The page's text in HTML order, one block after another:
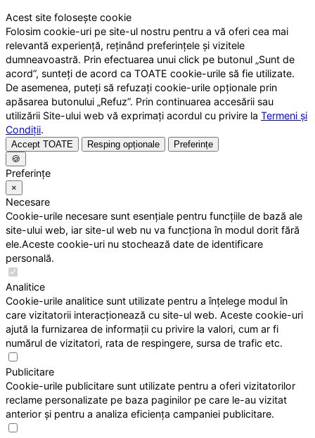
Acest site folosește cookie
Folosim cookie-uri pe site-ul nostru pentru a vă oferi cea mai
relevantă experiență, reținând preferințele și vizitele
dumneavoastră. Prin efectuarea unui click pe butonul „Sunt de
acord”, sunteți de acord ca TOATE cookie-urile să fie utilizate.
De asemenea, puteți să refuzați cookie-urile opționale prin
apăsarea butonului „Refuz”. Prin continuarea accesării sau
utilizării Site-ului web vă exprimați acordul cu privire la Termeni și
Condiții.
Accept TOATE Resping opționale
Preferințe
🍪
Preferințe
×
Necesare
Cookie-urile necesare sunt esențiale pentru funcțiile de bază ale
site-ului web, iar site-ul web nu va funcționa în modul dorit fără
ele.Aceste cookie-uri nu stochează date de identificare
personală.
Analitice
Cookie-urile analitice sunt utilizate pentru a înțelege modul în
care vizitatorii interacționează cu site-ul web. Aceste cookie-uri
ajută la furnizarea de informații cu privire la valori, cum ar fi
numărul de vizitatori, rata de respingere, sursa de trafic etc.
Publicitare
Cookie-urile publicitare sunt utilizate pentru a oferi vizitatorilor
reclame personalizate pe baza paginilor pe care le-au vizitat
anterior și pentru a analiza eficiența campaniei publicitare.